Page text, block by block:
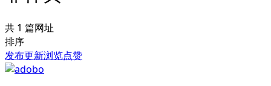
共 1 篇网址
排序
发布更新浏览点赞